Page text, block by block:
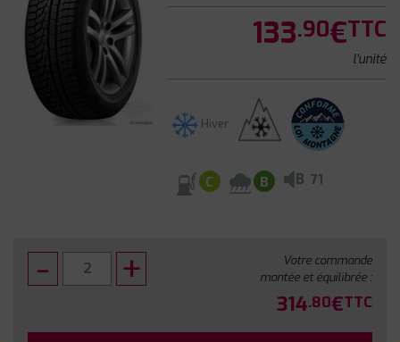
133.90€TTC
l'unité
Hiver
C B B 71
Votre commande
montée et équilibrée :
314.80€TTC